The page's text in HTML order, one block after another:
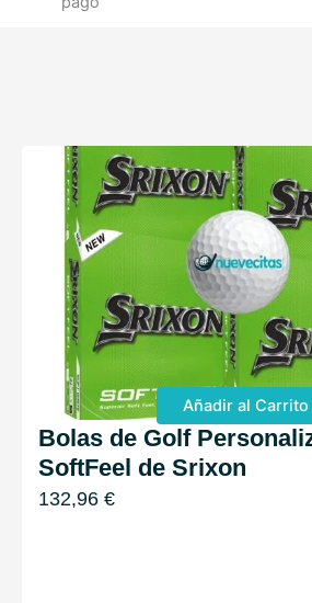
Añadir al Carrito
Bolas de Golf
SoftFeel de Srixon
132,96 €